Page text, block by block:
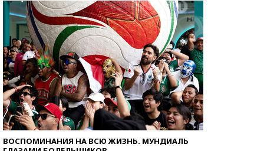
ВОСПОМИНАНИЯ НА ВСЮ ЖИЗНЬ. МУНДИАЛЬ